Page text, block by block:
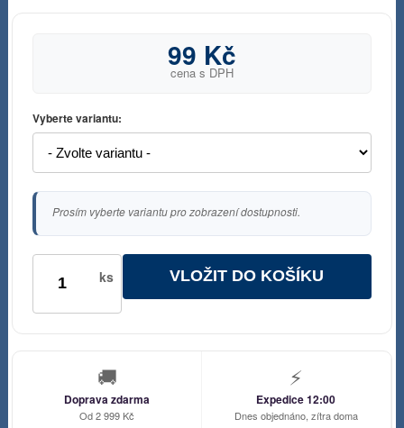
99 Kč
cena s DPH
Vyberte variantu:
Prosím vyberte variantu pro zobrazení dostupnosti.
ks VLOŽIT DO KOŠÍKU
🚚
Doprava zdarma
Od 2 999 Kč
⚡
Expedice 12:00
Dnes objednáno, zítra doma